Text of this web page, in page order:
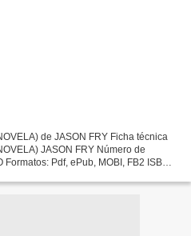
de JASON FRY Ficha técnica
JASON FRY Número de
Pdf, ePub, MOBI, FB2 ISBN: